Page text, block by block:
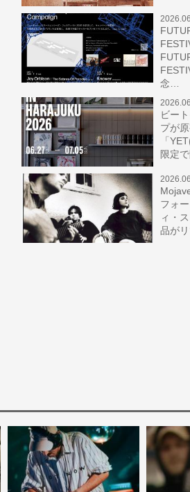
念…
ビー
プが
「
限定
フォ
ィ・
品が